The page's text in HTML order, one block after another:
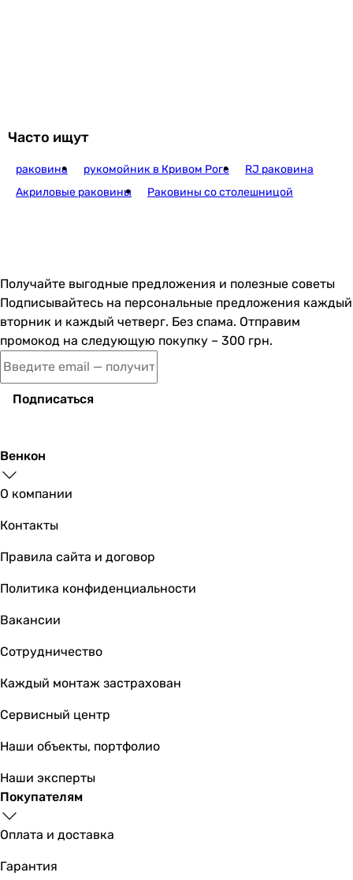
Isvea Infinity 36x36 matte black
Isvea Infinity 36x36 white
6 209грн
6 734
4 841грн
Тип раковины
накладная, чаша
накладная, чаша
накладная, чаша
накладная, чаша
накладная, чаша
накладная, чаша
Часто ищут
раковина рукомойник в Кривом Роге
RJ раковина
Акриловые раковины
Раковины со столешницой
Получайте выгодные предложения и полезные советы
Подписывайтесь на персональные предложения каждый
вторник и каждый четверг. Без спама. Отправим
промокод на следующую покупку – 300 грн.
Подписаться
Венкон
О компании
Контакты
Правила сайта и договор
Политика конфиденциальности
Вакансии
Сотрудничество
Каждый монтаж застрахован
Сервисный центр
Наши объекты, портфолио
Наши эксперты
Покупателям
Оплата и доставка
Гарантия